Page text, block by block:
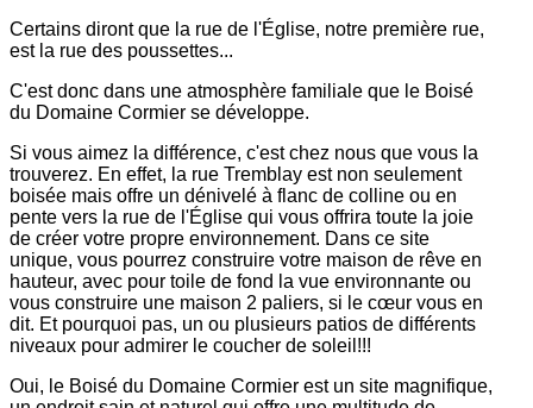
Certains diront que la rue de l'Église, notre première rue,
est la rue des poussettes...
C'est donc dans une atmosphère familiale que le Boisé
du Domaine Cormier se développe.
Si vous aimez la différence, c'est chez nous que vous la
trouverez. En effet, la rue Tremblay est non seulement
boisée mais offre un dénivelé à flanc de colline ou en
pente vers la rue de l'Église qui vous offrira toute la joie
de créer votre propre environnement. Dans ce site
unique, vous pourrez construire votre maison de rêve en
hauteur, avec pour toile de fond la vue environnante ou
vous construire une maison 2 paliers, si le cœur vous en
dit. Et pourquoi pas, un ou plusieurs patios de différents
niveaux pour admirer le coucher de soleil!!!
Oui, le Boisé du Domaine Cormier est un site magnifique,